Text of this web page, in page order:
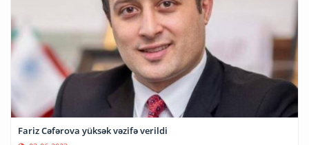
Fariz Cəfərova yüksək vəzifə verildi